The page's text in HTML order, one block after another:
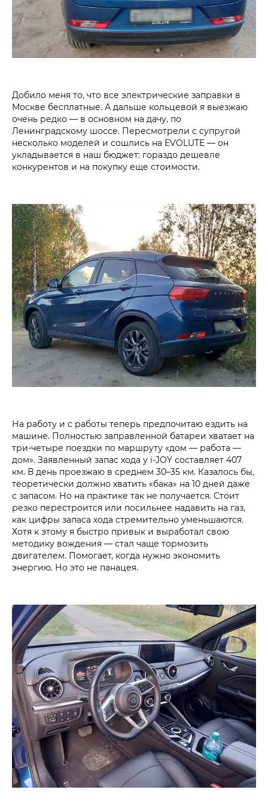
Добило меня то, что все электрические заправки в
Москве бесплатные. А дальше кольцевой я выезжаю
очень редко — в основном на дачу, по
Ленинградскому шоссе. Пересмотрели с супругой
несколько моделей и сошлись на EVOLUTE — он
укладывается в наш бюджет: гораздо дешевле
конкурентов и на покупку еще стоимости.
На работу и с работы теперь предпочитаю ездить на
машине. Полностью заправленной батареи хватает на
три-четыре поездки по маршруту «дом — работа —
дом». Заявленный запас хода у i‑JOY составляет 407
км. В день проезжаю в среднем 30–35 км. Казалось бы,
теоретически должно хватить «бака» на 10 дней даже
с запасом. Но на практике так не получается. Стоит
резко перестроится или посильнее надавить на газ,
как цифры запаса хода стремительно уменьшаются.
Хотя к этому я быстро привык и выработал свою
методику вождения — стал чаще тормозить
двигателем. Помогает, когда нужно экономить
энергию. Но это не панацея.